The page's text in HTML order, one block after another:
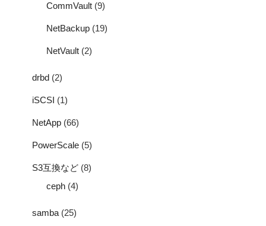
CommVault (9)
NetBackup (19)
NetVault (2)
drbd (2)
iSCSI (1)
NetApp (66)
PowerScale (5)
S3互換など (8)
ceph (4)
samba (25)